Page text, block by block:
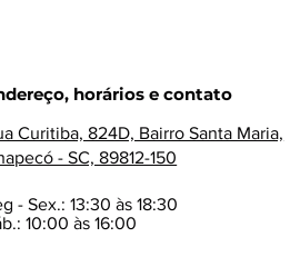
horários e contato
Curitiba, 824D, Bairro Santa Maria,
- SC, 89812-150
- Sex.: 13:30 às 18:30
10:00 às 16:00